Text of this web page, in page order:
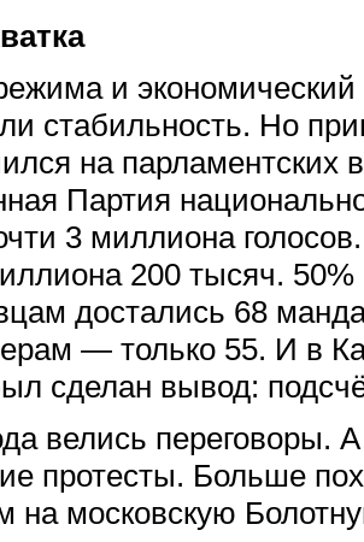
и экономический
стабильность. Но
на парламентских
Партия
3 миллиона
200 тысяч. 50%
достались 68
— только 55. И в
сделан вывод:
велись переговоры.
протесты. Больше
на московскую